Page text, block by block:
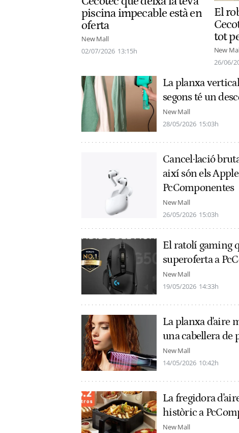
piscina impecable està en
oferta
New Mall
02/07/2026 13:15h
El
tot
New
26/06/
La planxa
segons té un
New Mall
28/05/2026 15:03h
Cancel·lació
així són els
PcComponentes
New Mall
26/05/2026 15:03h
El ratolí gaming
superoferta a
New Mall
19/05/2026 14:33h
La planxa d'aire
una cabellera de
New Mall
14/05/2026 10:42h
La fregidora
històric a
New Mall